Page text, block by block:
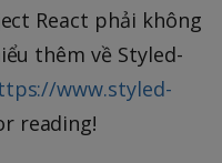
React phải không
thêm về Styled-
www.styled-
reading!